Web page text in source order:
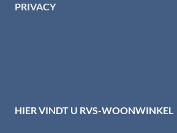
PRIVACY
HIER VINDT U RVS-WOONWINKEL